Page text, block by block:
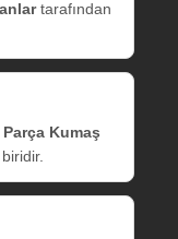
tarafından
Parça Kumaş